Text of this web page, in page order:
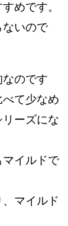
めです。
ないので
のです
て少なめ
ーズにな
マイルドで
マイルド